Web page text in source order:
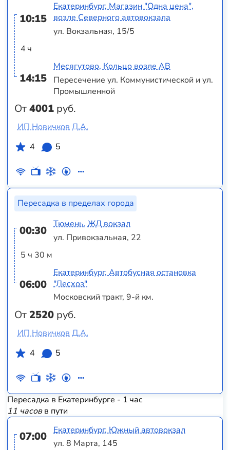
10:15
4 ч
14:15
От4001 руб.
Екатеринбург, Магазин "Одна цена",
возле Северного автовокзала
ул. Вокзальная, 15/5
Месягутово, Кольцо возле АВ
Пересечение ул. Коммунистической и ул.
Промышленной
ИП Новичков Д.А.
4
5
Пересадка в пределах города
00:30
5 ч 30 м
06:00
От2520 руб.
Тюмень, ЖД вокзал
ул. Привокзальная, 22
Екатеринбург, Автобусная остановка
"Лесхоз"
Московский тракт, 9-й км.
ИП Новичков Д.А.
4
5
Пересадка в Екатеринбурге - 1 час
11 часовв пути
07:00
Екатеринбург, Южный автовокзал
ул. 8 Марта, 145